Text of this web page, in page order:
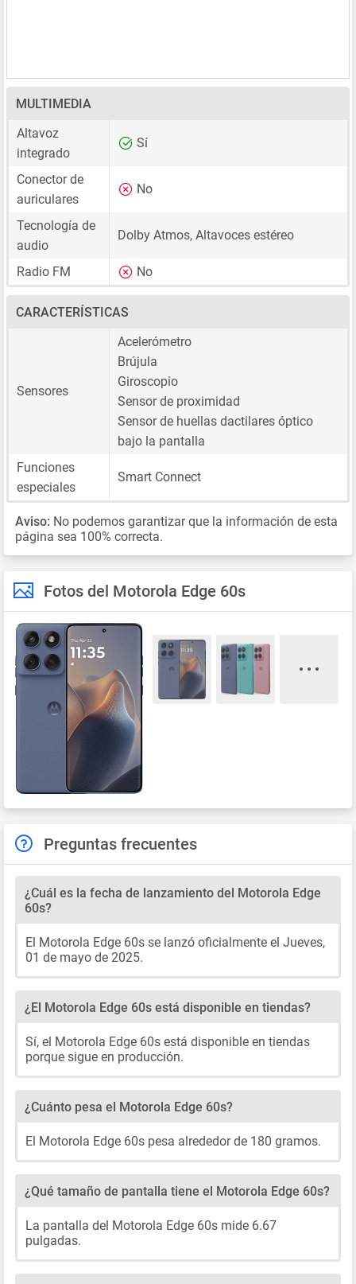
MULTIMEDIA
Altavoz
integrado
Sí
Conector de
auriculares
No
Tecnología de
audio
Dolby Atmos, Altavoces estéreo
Radio FM No
CARACTERÍSTICAS
Sensores
Acelerómetro
Brújula
Giroscopio
Sensor de proximidad
Sensor de huellas dactilares óptico
bajo la pantalla
Funciones
especiales
Smart Connect
Aviso: No podemos garantizar que la información de esta
página sea 100% correcta.
Fotos del Motorola Edge 60s
Preguntas frecuentes
¿Cuál es la fecha de lanzamiento del Motorola Edge
60s?
El Motorola Edge 60s se lanzó oficialmente el Jueves,
01 de mayo de 2025.
¿El Motorola Edge 60s está disponible en tiendas?
Sí, el Motorola Edge 60s está disponible en tiendas
porque sigue en producción.
¿Cuánto pesa el Motorola Edge 60s?
El Motorola Edge 60s pesa alrededor de 180 gramos.
¿Qué tamaño de pantalla tiene el Motorola Edge 60s?
La pantalla del Motorola Edge 60s mide 6.67
pulgadas.